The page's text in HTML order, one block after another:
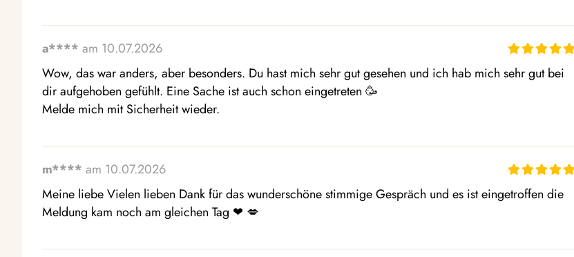
a**** am 10.07.2026
Wow, das war anders, aber besonders. Du hast mich sehr gut gesehen und ich hab mich sehr gut bei
dir aufgehoben gefühlt. Eine Sache ist auch schon eingetreten 🥳
Melde mich mit Sicherheit wieder.
m**** am 10.07.2026
Meine liebe Vielen lieben Dank für das wunderschöne stimmige Gespräch und es ist eingetroffen die
Meldung kam noch am gleichen Tag ❤ ️💋